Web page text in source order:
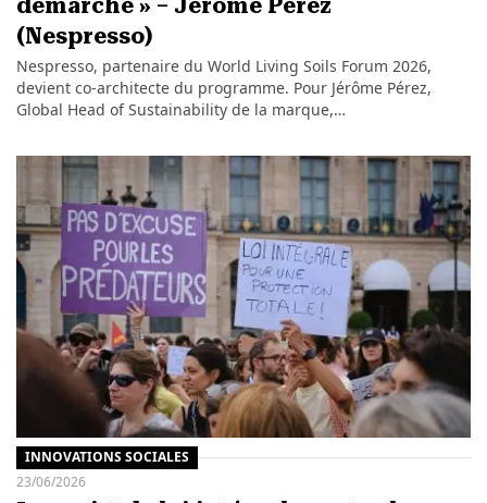
démarche » – Jérôme Pérez
(Nespresso)
Nespresso, partenaire du World Living Soils Forum 2026,
devient co‑architecte du programme. Pour Jérôme Pérez,
Global Head of Sustainability de la marque,…
INNOVATIONS SOCIALES
23/06/2026